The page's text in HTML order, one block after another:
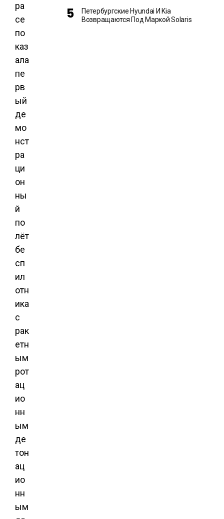
pa
ce
по
каз
ала
пе
рв
ый
де
мо
нст
ра
ци
он
ны
й
по
лёт
бе
сп
ил
отн
ика
с
рак
етн
ым
рот
ац
ио
нн
ым
де
тон
ац
ио
нн
ым
Петербургские Hyundai И Kia
Возвращаются Под Маркой Solaris